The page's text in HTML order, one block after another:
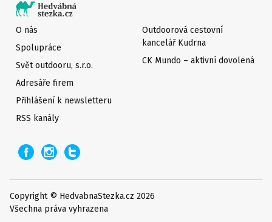
O nás
Spolupráce
Svět outdooru, s.r.o.
Adresáře firem
Přihlášení k newsletteru
Outdoorová cestovní
kancelář Kudrna
CK Mundo – aktivní dovolená
RSS kanály
Copyright © HedvabnaStezka.cz 2026
Všechna práva vyhrazena